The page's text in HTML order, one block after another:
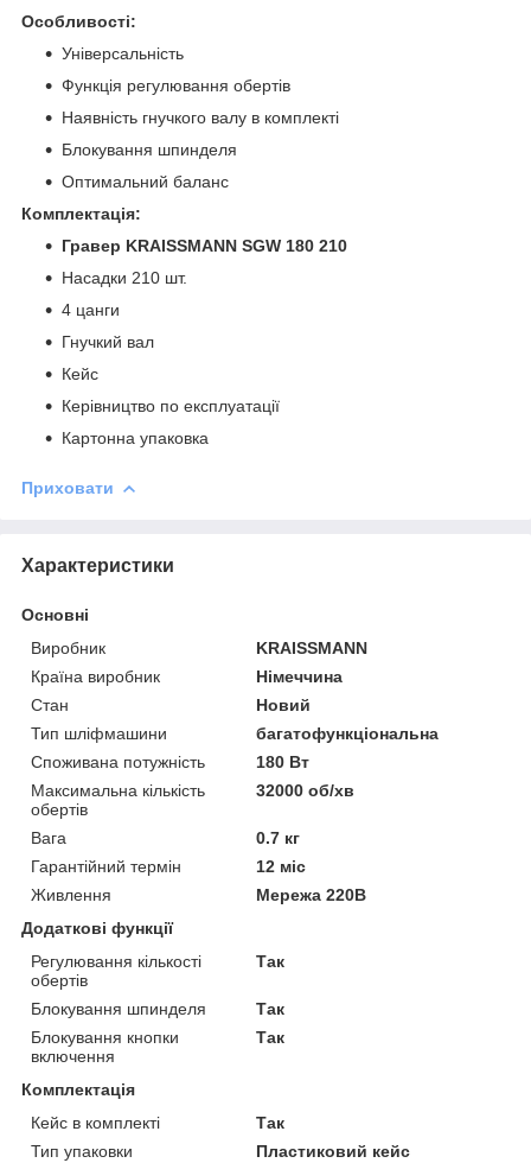
Особливості:
Універсальність
Функція регулювання обертів
Наявність гнучкого валу в комплекті
Блокування шпинделя
Оптимальний баланс
Комплектація:
Гравер KRAISSMANN SGW 180 210
Насадки 210 шт.
4 цанги
Гнучкий вал
Кейс
Керівництво по експлуатації
Картонна упаковка
Приховати
Характеристики
Основні
Виробник
KRAISSMANN
Країна виробник
Німеччина
Стан
Новий
Тип шліфмашини
багатофункціональна
Споживана потужність
180 Вт
Максимальна кількість
обертів
32000 об/хв
Вага
0.7 кг
Гарантійний термін
12 міс
Живлення
Мережа 220В
Додаткові функції
Регулювання кількості
обертів
Так
Блокування шпинделя
Так
Блокування кнопки
включення
Так
Комплектація
Кейс в комплекті
Так
Тип упаковки
Пластиковий кейс